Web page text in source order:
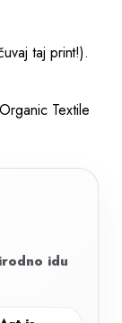
taj print!).
Textile
idu